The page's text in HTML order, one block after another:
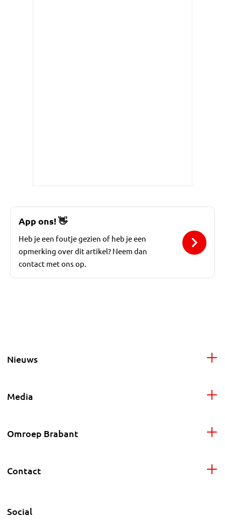
App ons!👋
Heb je een foutje gezien of heb je een
opmerking over dit artikel? Neem dan
contact met ons op.
Nieuws
Media
Omroep Brabant
Contact
Social